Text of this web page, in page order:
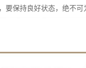
要保持良好状态，绝不可